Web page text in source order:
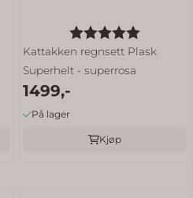
Karakter: 5.0 av 5
Kattakken regnsett Plask
Superhelt - superrosa
1499,-
På lager
Kjøp